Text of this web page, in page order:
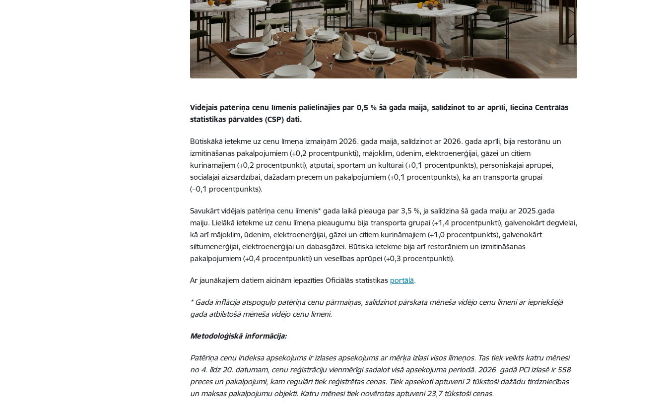
Vidējais patēriņa cenu līmenis palielinājies par 0,5 % šā gada maijā, salīdzinot to ar aprīli, liecina Centrālās
statistikas pārvaldes (CSP) dati.
Būtiskākā ietekme uz cenu līmeņa izmaiņām 2026. gada maijā, salīdzinot ar 2026. gada aprīli, bija restorānu un
izmitināšanas pakalpojumiem (+0,2 procentpunkti), mājoklim, ūdenim, elektroenerģijai, gāzei un citiem
kurināmajiem (+0,2 procentpunkti), atpūtai, sportam un kultūrai (+0,1 procentpunkts), personiskajai aprūpei,
sociālajai aizsardzībai, dažādām precēm un pakalpojumiem (+0,1 procentpunkts), kā arī transporta grupai
(−0,1 procentpunkts).
Savukārt vidējais patēriņa cenu līmenis* gada laikā pieauga par 3,5 %, ja salīdzina šā gada maiju ar 2025.gada
maiju. Lielākā ietekme uz cenu līmeņa pieaugumu bija transporta grupai (+1,4 procentpunkti), galvenokārt degvielai,
kā arī mājoklim, ūdenim, elektroenerģijai, gāzei un citiem kurināmajiem (+1,0 procentpunkts), galvenokārt
siltumenerģijai, elektroenerģijai un dabasgāzei. Būtiska ietekme bija arī restorāniem un izmitināšanas
pakalpojumiem (+0,4 procentpunkti) un veselības aprūpei (+0,3 procentpunkti).
Ar jaunākajiem datiem aicinām iepazīties Oficiālās statistikas portālā.
* Gada inflācija atspoguļo patēriņa cenu pārmaiņas, salīdzinot pārskata mēneša vidējo cenu līmeni ar iepriekšējā
gada atbilstošā mēneša vidējo cenu līmeni.
Metodoloģiskā informācija:
Patēriņa cenu indeksa apsekojums ir izlases apsekojums ar mērķa izlasi visos līmeņos. Tas tiek veikts katru mēnesi
no 4. līdz 20. datumam, cenu reģistrāciju vienmērīgi sadalot visā apsekojuma periodā. 2026. gadā PCI izlasē ir 558
preces un pakalpojumi, kam regulāri tiek reģistrētas cenas. Tiek apsekoti aptuveni 2 tūkstoši dažādu tirdzniecības
un maksas pakalpojumu objekti. Katru mēnesi tiek novērotas aptuveni 23,7 tūkstoši cenas.